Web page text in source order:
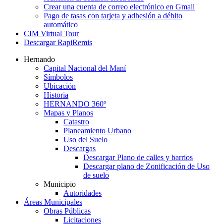
Crear una cuenta de correo electrónico en Gmail
Pago de tasas con tarjeta y adhesión a débito
automático
CIM Virtual Tour
Descargar RapiRemis
Hernando
Capital Nacional del Maní
Símbolos
Ubicación
Historia
HERNANDO 360º
Mapas y Planos
Catastro
Planeamiento Urbano
Uso del Suelo
Descargas
Descargar Plano de calles y barrios
Descargar plano de Zonificación de Uso
de suelo
Municipio
Autoridades
Áreas Municipales
Obras Públicas
Licitaciones